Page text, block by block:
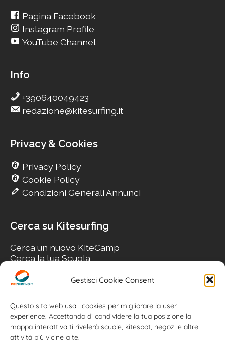
Gestisci Cookie Consent
Questo sito web usa i cookies per migliorare la user
experience. Accettando di condividere la tua posizione la
mappa interattiva ti rivelerà scuole, kitespot, negozi e altre
attività più vicine a te.
Pagina Facebook
Instagram Profile
YouTube Channel
Info
+390640049423
redazione@kitesurfing.it
Privacy & Cookies
Privacy Policy
Cookie Policy
Condizioni Generali Annunci
Cerca su Kitesurfing
Cerca un nuovo KiteCamp
Cerca la tua Scuola
Cerca il tuo KiteSpot
Cerca Accommodation